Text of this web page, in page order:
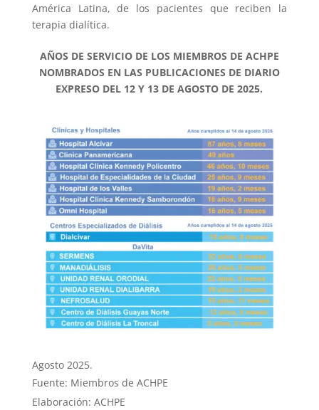
América Latina, de los pacientes que reciben la
terapia dialítica.
AÑOS DE SERVICIO DE LOS MIEMBROS DE ACHPE
NOMBRADOS EN LAS PUBLICACIONES DE DIARIO
EXPRESO DEL 12 Y 13 DE AGOSTO DE 2025.
Agosto 2025.
Fuente: Miembros de ACHPE
Elaboración: ACHPE